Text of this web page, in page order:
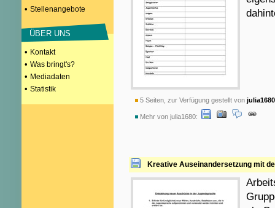
• Stellenangebote
ÜBER UNS
• Kontakt
• Was bringt's?
• Mediadaten
• Statistik
5 Seiten, zur Verfügung gestellt von julia1680
Mehr von julia1680:
Kreative Auseinandersetzung mit